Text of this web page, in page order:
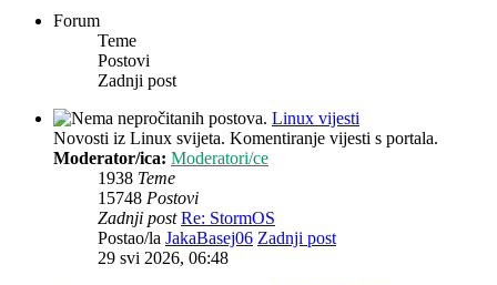
Forum
Teme
Postovi
Zadnji post
Linux vijesti
Novosti iz Linux svijeta. Komentiranje vijesti s portala.
Moderator/ica: Moderatori/ce
1938 Teme
15748 Postovi
Zadnji post Re: StormOS
Postao/la JakaBasej06 Zadnji post
29 svi 2026, 06:48